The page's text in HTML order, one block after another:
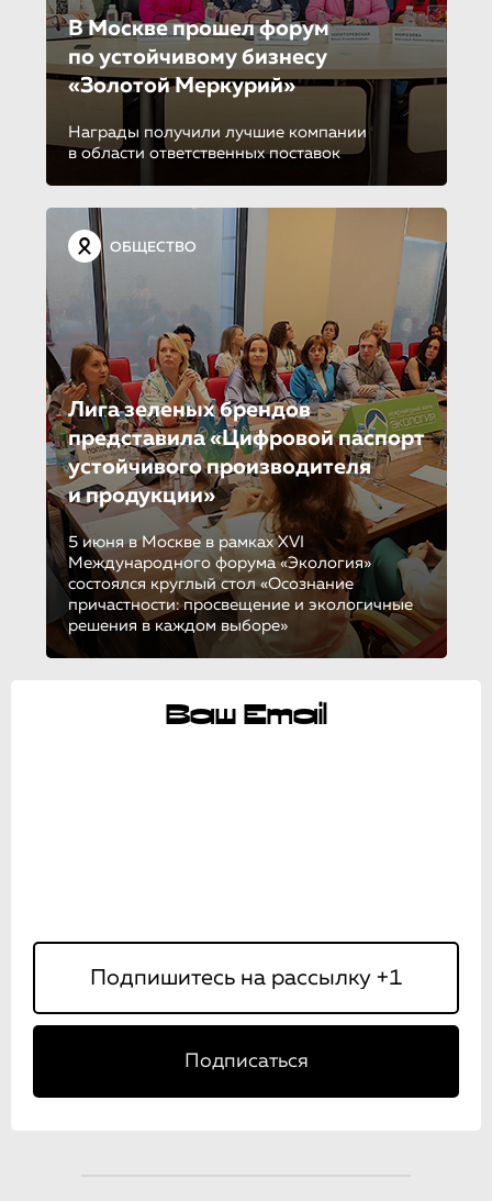
В Москве прошел форум
по устойчиво­му бизнесу
«Золотой Меркурий»
Награды получили лучшие компании
в области ответственных поставок
ОБЩЕСТВО
Лига зеленых брендов
представила «Цифровой паспорт
устойчивого производителя
и продукции»
5 июня в Москве в рамках XVI
Международного форума «Экология»
состоялся круглый стол «Осознание
причастности: просвещение и экологичные
решения в каждом выборе»
Ваш Email
Подписаться